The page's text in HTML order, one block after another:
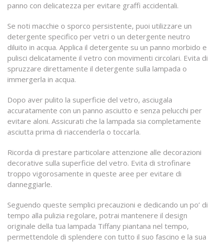
panno con delicatezza per evitare graffi accidentali.
Se noti macchie o sporco persistente, puoi utilizzare un
detergente specifico per vetri o un detergente neutro
diluito in acqua. Applica il detergente su un panno morbido e
pulisci delicatamente il vetro con movimenti circolari. Evita di
spruzzare direttamente il detergente sulla lampada o
immergerla in acqua.
Dopo aver pulito la superficie del vetro, asciugala
accuratamente con un panno asciutto e senza pelucchi per
evitare aloni. Assicurati che la lampada sia completamente
asciutta prima di riaccenderla o toccarla.
Ricorda di prestare particolare attenzione alle decorazioni
decorative sulla superficie del vetro. Evita di strofinare
troppo vigorosamente in queste aree per evitare di
danneggiarle.
Seguendo queste semplici precauzioni e dedicando un po’ di
tempo alla pulizia regolare, potrai mantenere il design
originale della tua lampada Tiffany piantana nel tempo,
permettendole di splendere con tutto il suo fascino e la sua